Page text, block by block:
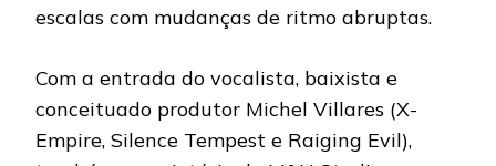
escalas com mudanças de ritmo abruptas.
Com a entrada do vocalista, baixista e
conceituado produtor Michel Villares (X-
Empire, Silence Tempest e Raiging Evil),